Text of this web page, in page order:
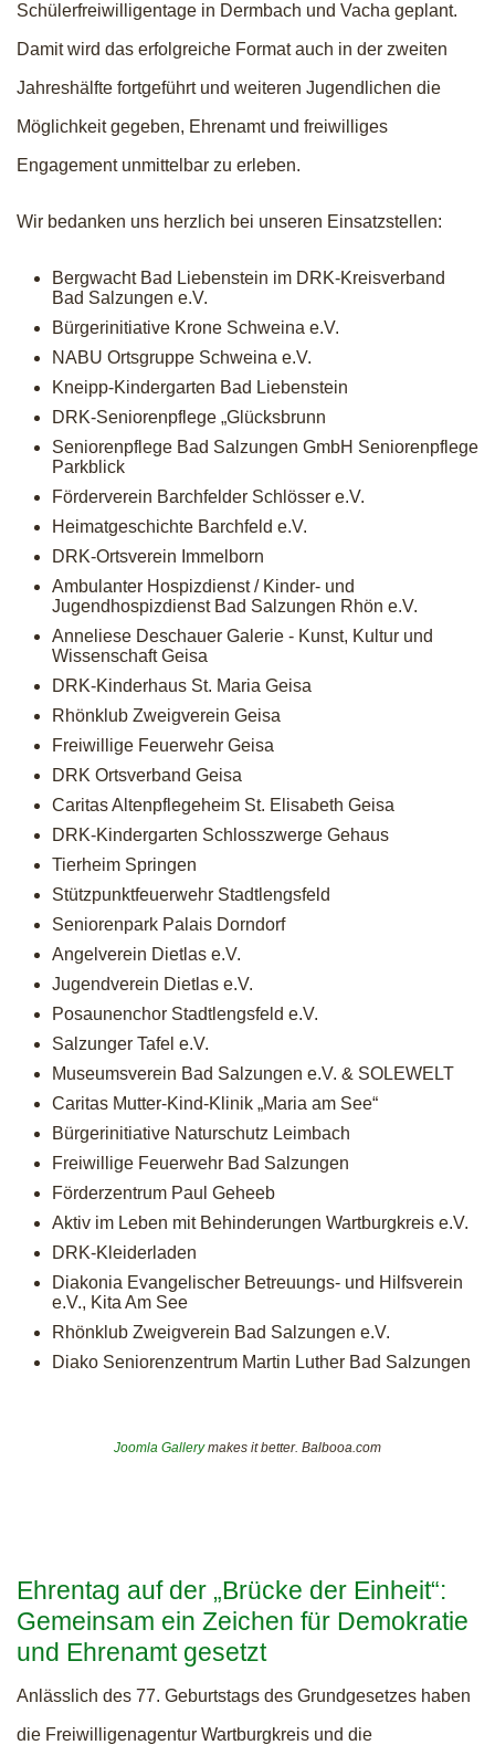
Schülerfreiwilligentage in Dermbach und Vacha geplant.
Damit wird das erfolgreiche Format auch in der zweiten
Jahreshälfte fortgeführt und weiteren Jugendlichen die
Möglichkeit gegeben, Ehrenamt und freiwilliges
Engagement unmittelbar zu erleben.
Wir bedanken uns herzlich bei unseren Einsatzstellen:
Bergwacht Bad Liebenstein im DRK-Kreisverband
Bad Salzungen e.V.
Bürgerinitiative Krone Schweina e.V.
NABU Ortsgruppe Schweina e.V.
Kneipp-Kindergarten Bad Liebenstein
DRK-Seniorenpflege „Glücksbrunn
Seniorenpflege Bad Salzungen GmbH Seniorenpflege
Parkblick
Förderverein Barchfelder Schlösser e.V.
Heimatgeschichte Barchfeld e.V.
DRK-Ortsverein Immelborn
Ambulanter Hospizdienst / Kinder- und
Jugendhospizdienst Bad Salzungen Rhön e.V.
Anneliese Deschauer Galerie - Kunst, Kultur und
Wissenschaft Geisa
DRK-Kinderhaus St. Maria Geisa
Rhönklub Zweigverein Geisa
Freiwillige Feuerwehr Geisa
DRK Ortsverband Geisa
Caritas Altenpflegeheim St. Elisabeth Geisa
DRK-Kindergarten Schlosszwerge Gehaus
Tierheim Springen
Stützpunktfeuerwehr Stadtlengsfeld
Seniorenpark Palais Dorndorf
Angelverein Dietlas e.V.
Jugendverein Dietlas e.V.
Posaunenchor Stadtlengsfeld e.V.
Salzunger Tafel e.V.
Museumsverein Bad Salzungen e.V. & SOLEWELT
Caritas Mutter-Kind-Klinik „Maria am See“
Bürgerinitiative Naturschutz Leimbach
Freiwillige Feuerwehr Bad Salzungen
Förderzentrum Paul Geheeb
Aktiv im Leben mit Behinderungen Wartburgkreis e.V.
DRK-Kleiderladen
Diakonia Evangelischer Betreuungs- und Hilfsverein
e.V., Kita Am See
Rhönklub Zweigverein Bad Salzungen e.V.
Diako Seniorenzentrum Martin Luther Bad Salzungen
Joomla Gallerymakes it better. Balbooa.com
Ehrentag auf der „Brücke der Einheit“:
Gemeinsam ein Zeichen für Demokratie
und Ehrenamt gesetzt
Anlässlich des 77. Geburtstags des Grundgesetzes haben
die Freiwilligenagentur Wartburgkreis und die